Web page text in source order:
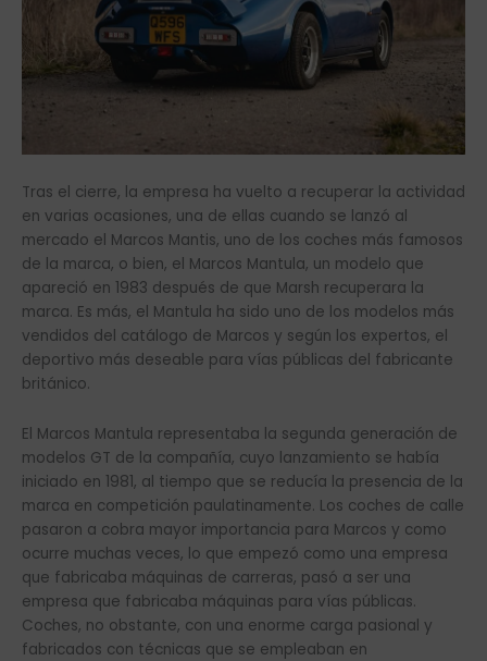
Tras el cierre, la empresa ha vuelto a recuperar la actividad
en varias ocasiones, una de ellas cuando se lanzó al
mercado el Marcos Mantis, uno de los coches más famosos
de la marca, o bien, el Marcos Mantula, un modelo que
apareció en 1983 después de que Marsh recuperara la
marca. Es más, el Mantula ha sido uno de los modelos más
vendidos del catálogo de Marcos y según los expertos, el
deportivo más deseable para vías públicas del fabricante
británico.
El Marcos Mantula representaba la segunda generación de
modelos GT de la compañía, cuyo lanzamiento se había
iniciado en 1981, al tiempo que se reducía la presencia de la
marca en competición paulatinamente. Los coches de calle
pasaron a cobra mayor importancia para Marcos y como
ocurre muchas veces, lo que empezó como una empresa
que fabricaba máquinas de carreras, pasó a ser una
empresa que fabricaba máquinas para vías públicas.
Coches, no obstante, con una enorme carga pasional y
fabricados con técnicas que se empleaban en